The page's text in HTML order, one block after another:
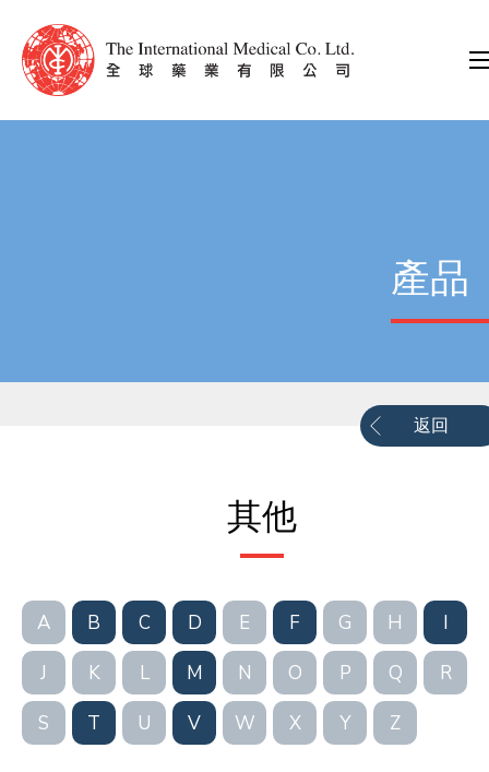
產品
返回
其他
A B C D E F G H
I
J
K L M N O P Q
R
S
T U V W X Y Z